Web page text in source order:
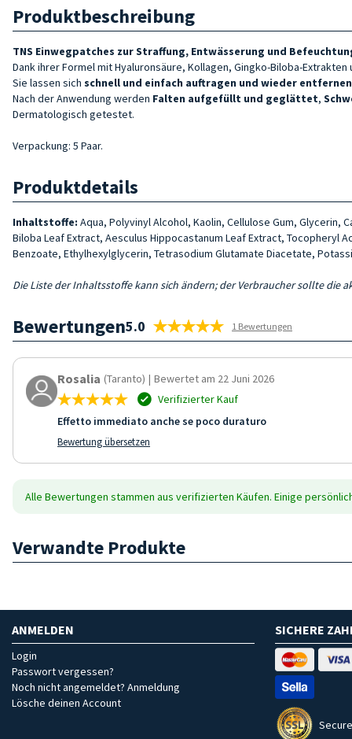
Produktbeschreibung
TNS Einwegpatches zur Straffung, Entwässerung und
Dank ihrer Formel mit Hyaluronsäure, Kollagen, Gingko-Biloba-Extrakten
Sie lassen sich schnell und einfach auftragen und wieder entfernen
Nach der Anwendung werden Falten aufgefüllt und geglättet,
Dermatologisch getestet.
Verpackung: 5 Paar.
Produktdetails
Inhaltstoffe: Aqua, Polyvinyl Alcohol, Kaolin, Cellulose Gum, Glycerin,
Biloba Leaf Extract, Aesculus Hippocastanum Leaf Extract, Tocopheryl
Benzoate, Ethylhexylglycerin, Tetrasodium Glutamate Diacetate,
Die Liste der Inhaltsstoffe kann sich ändern; der Verbraucher sollte
Bewertungen5.0 1 Bewertungen
Rosalia (Taranto) | Bewertet am 22 Juni 2026
Verifizierter Kauf
Effetto immediato anche se poco duraturo
Bewertung übersetzen
Alle Bewertungen stammen aus verifizierten Käufen. Einige
Verwandte Produkte
ANMELDEN
Login
Passwort vergessen?
Noch nicht angemeldet? Anmeldung
Lösche deinen Account
SICHERE